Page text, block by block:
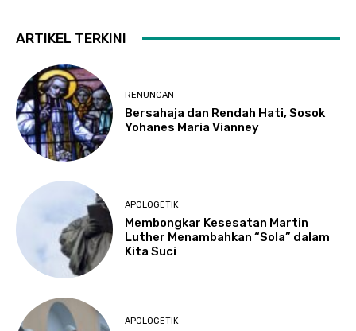
ARTIKEL TERKINI
RENUNGAN
Bersahaja dan Rendah Hati, Sosok
Yohanes Maria Vianney
APOLOGETIK
Membongkar Kesesatan Martin
Luther Menambahkan “Sola” dalam
Kita Suci
APOLOGETIK